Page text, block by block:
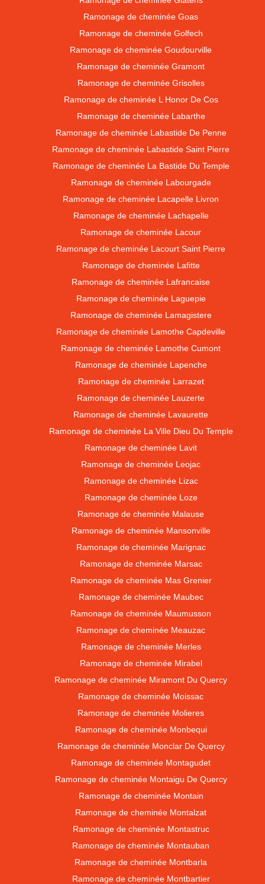
Ramonage de cheminée Goas
Ramonage de cheminée Golfech
Ramonage de cheminée Goudourville
Ramonage de cheminée Gramont
Ramonage de cheminée Grisolles
Ramonage de cheminée L Honor De Cos
Ramonage de cheminée Labarthe
Ramonage de cheminée Labastide De Penne
Ramonage de cheminée Labastide Saint Pierre
Ramonage de cheminée La Bastide Du Temple
Ramonage de cheminée Labourgade
Ramonage de cheminée Lacapelle Livron
Ramonage de cheminée Lachapelle
Ramonage de cheminée Lacour
Ramonage de cheminée Lacourt Saint Pierre
Ramonage de cheminée Lafitte
Ramonage de cheminée Lafrancaise
Ramonage de cheminée Laguepie
Ramonage de cheminée Lamagistere
Ramonage de cheminée Lamothe Capdeville
Ramonage de cheminée Lamothe Cumont
Ramonage de cheminée Lapenche
Ramonage de cheminée Larrazet
Ramonage de cheminée Lauzerte
Ramonage de cheminée Lavaurette
Ramonage de cheminée La Ville Dieu Du Temple
Ramonage de cheminée Lavit
Ramonage de cheminée Leojac
Ramonage de cheminée Lizac
Ramonage de cheminée Loze
Ramonage de cheminée Malause
Ramonage de cheminée Mansonville
Ramonage de cheminée Marignac
Ramonage de cheminée Marsac
Ramonage de cheminée Mas Grenier
Ramonage de cheminée Maubec
Ramonage de cheminée Maumusson
Ramonage de cheminée Meauzac
Ramonage de cheminée Merles
Ramonage de cheminée Mirabel
Ramonage de cheminée Miramont Du Quercy
Ramonage de cheminée Moissac
Ramonage de cheminée Molieres
Ramonage de cheminée Monbequi
Ramonage de cheminée Monclar De Quercy
Ramonage de cheminée Montagudet
Ramonage de cheminée Montaigu De Quercy
Ramonage de cheminée Montain
Ramonage de cheminée Montalzat
Ramonage de cheminée Montastruc
Ramonage de cheminée Montauban
Ramonage de cheminée Montbarla
Ramonage de cheminée Montbartier